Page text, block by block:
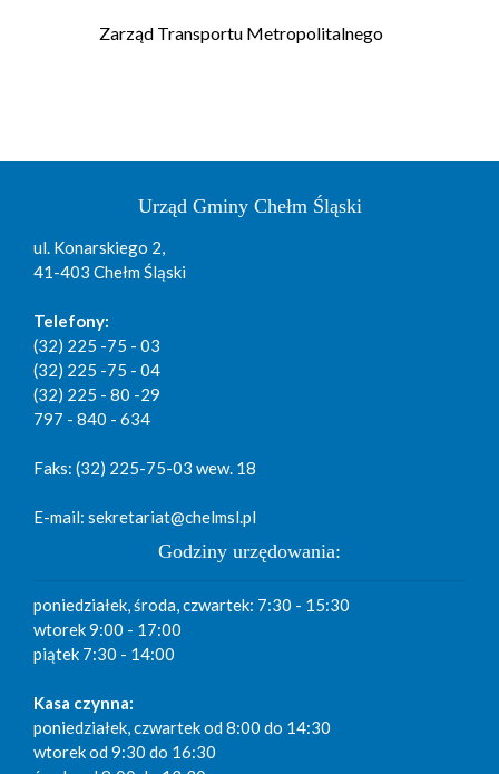
Zarząd Transportu Metropolitalnego
Urząd Gminy Chełm Śląski
ul. Konarskiego 2,
41-403 Chełm Śląski
Telefony:
(32) 225 -75 - 03
(32) 225 -75 - 04
(32) 225 - 80 -29
797 - 840 - 634
Faks: (32) 225-75-03 wew. 18
E-mail: sekretariat@chelmsl.pl
Godziny urzędowania:
poniedziałek, środa, czwartek: 7:30 - 15:30
wtorek 9:00 - 17:00
piątek 7:30 - 14:00
Kasa czynna:
poniedziałek, czwartek od 8:00 do 14:30
wtorek od 9:30 do 16:30